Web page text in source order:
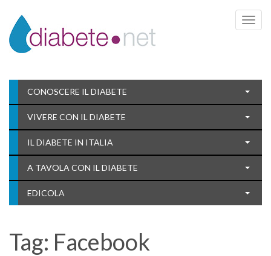
Toggle
CONOSCERE IL DIABETE
VIVERE CON IL DIABETE
IL DIABETE IN ITALIA
A TAVOLA CON IL DIABETE
EDICOLA
Tag: Facebook